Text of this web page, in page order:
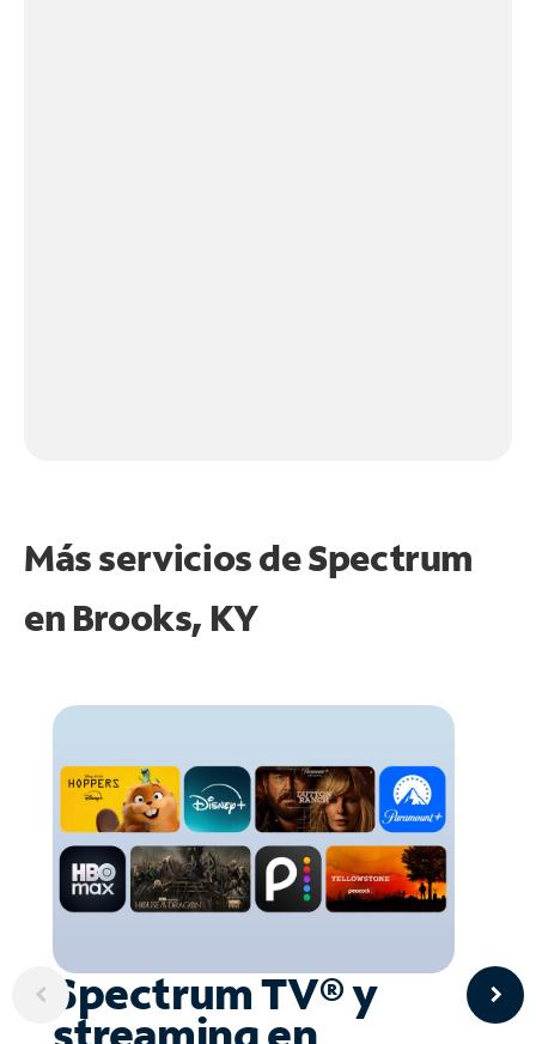
Más servicios de Spectrum
en Brooks, KY
Spectrum TV® y